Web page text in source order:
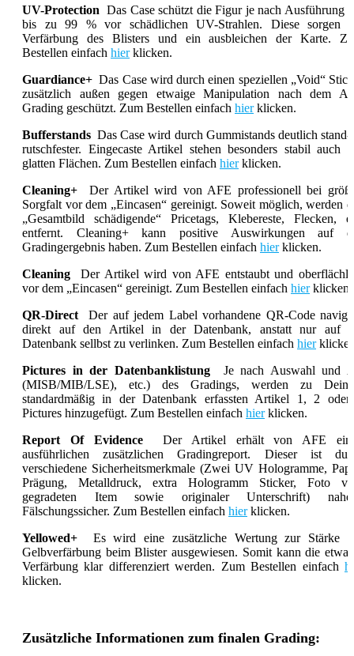
UV-Protection Das Case schützt die Figur je nach Ausführung
bis zu 99 % vor schädlichen UV-Strahlen. Diese sorgen
Verfärbung des Blisters und ein ausbleichen der Karte.
Bestellen einfach hierklicken.
Guardiance+Das Case wird durch einen speziellen „Void“
zusätzlich außen gegen etwaige Manipulation nach dem
Grading geschützt. Zum Bestellen einfach hierklicken.
BufferstandsDas Case wird durch Gummistands deutlich stand-
rutschfester. Eingecaste Artikel stehen besonders stabil auch
glatten Flächen. Zum Bestellen einfach hierklicken.
Cleaning+Der Artikel wird von AFE professionell bei
Sorgfalt vor dem „Eincasen“ gereinigt. Soweit möglich, werden
„Gesamtbild schädigende“ Pricetags, Klebereste, Flecken,
entfernt. Cleaning+ kann positive Auswirkungen auf
Gradingergebnis haben. Zum Bestellen einfach hierklicken.
CleaningDer Artikel wird von AFE entstaubt und
vor dem „Eincasen“ gereinigt. Zum Bestellen einfach hierklicken.
QR-Direct Der auf jedem Label vorhandene QR-Code
direkt auf den Artikel in der Datenbank, anstatt nur auf
Datenbank sellbst zu verlinken. Zum Bestellen einfach hier
Pictures in der Datenbanklistung Je nach Auswahl und
(MISB/MIB/LSE), etc.) des Gradings, werden zu
standardmäßig in der Datenbank erfassten Artikel 1, 2
Pictures hinzugefügt. Zum Bestellen einfach hierklicken.
Report Of EvidenceDer Artikel erhält von AFE
ausführlichen zusätzlichen Gradingreport. Dieser ist
verschiedene Sicherheitsmerkmale (Zwei UV Hologramme,
Prägung, Metalldruck, extra Hologramm Sticker, Foto
gegradeten Item sowie originaler Unterschrift)
Fälschungssicher. Zum Bestellen einfach hierklicken.
Yellowed+ Es wird eine zusätzliche Wertung zur Stärke
Gelbverfärbung beim Blister ausgewiesen. Somit kann die
Verfärbung klar differenziert werden. Zum Bestellen einfach
klicken.
Zusätzliche Informationen zum finalen Grading: